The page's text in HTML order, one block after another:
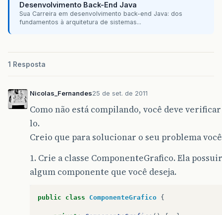
Desenvolvimento Back-End Java
Sua Carreira em desenvolvimento back-end Java: dos
fundamentos à arquitetura de sistemas...
1 Resposta
Nicolas_Fernandes25 de set. de 2011
Como não está compilando, você deve
lo.
Creio que para solucionar o seu problema
1. Crie a classe ComponenteGrafico. Ela
algum componente que você deseja.
public class ComponenteGrafico {